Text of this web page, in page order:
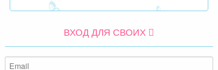
ВХОД ДЛЯ СВОИХ